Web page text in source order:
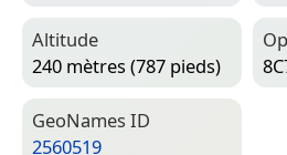
Altitude
240 mètres (787 pieds)
Geo­Names ID
2560519